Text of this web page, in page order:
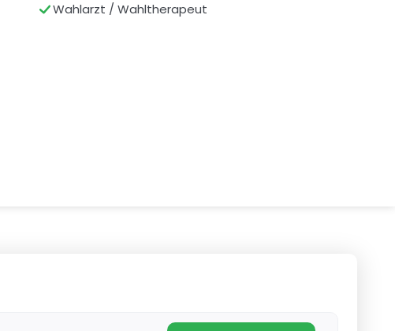
Wahlarzt / Wahltherapeut